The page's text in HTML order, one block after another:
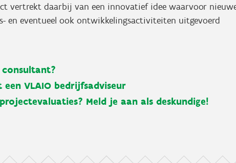
vertrekt daarbij van een innovatief idee waarvoor
en eventueel ook ontwikkelingsactiviteiten uitgevoerd
consultant?
een VLAIO bedrijfsadviseur
Meld je aan als deskundige!